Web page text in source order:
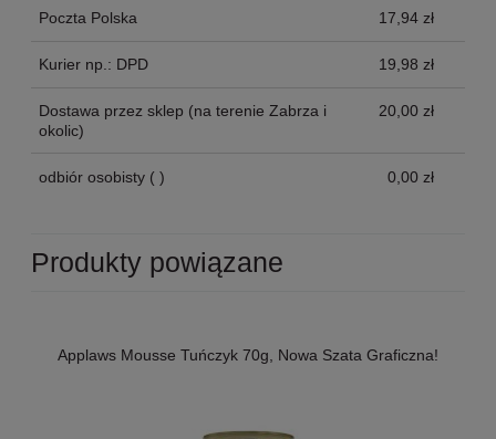
Poczta Polska 17,94 zł
Kurier np.: DPD 19,98 zł
Dostawa przez sklep (na terenie Zabrza i
okolic)
20,00 zł
odbiór osobisty ( ) 0,00 zł
Produkty powiązane
Applaws Mousse Tuńczyk 70g, Nowa Szata Graficzna!